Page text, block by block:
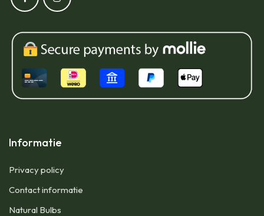
Informatie
Privacy policy
Contact informatie
Natural Bulbs